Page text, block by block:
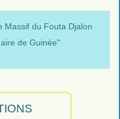
Massif du Fouta Djalon
de Guinée"